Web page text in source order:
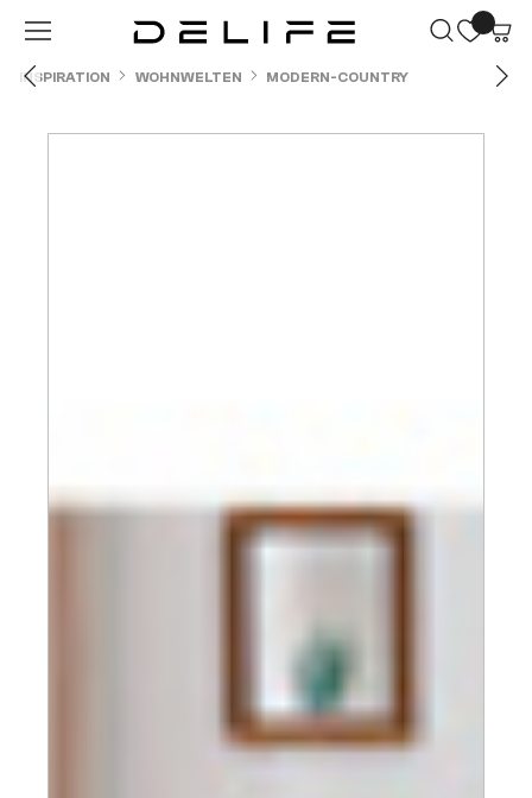
Zum Hauptinhalt springen
INSPIRATION WOHNWELTEN MODERN-COUNTRY